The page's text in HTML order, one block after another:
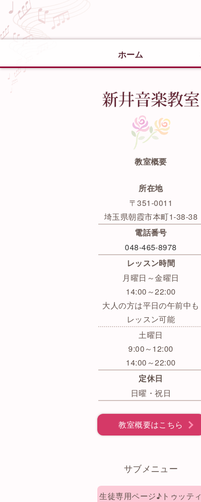
ホーム
教室概要
所在地
〒351-0011
埼玉県朝霞市本町1-38-38
電話番号
048-465-8978
レッスン時間
月曜日～金曜日
14:00～22:00
大人の方は平日の午前中も
レッスン可能
土曜日
9:00～12:00
14:00～22:00
定休日
日曜・祝日
教室概要はこちら
サブメニュー
生徒専用ページ♪トゥッティ